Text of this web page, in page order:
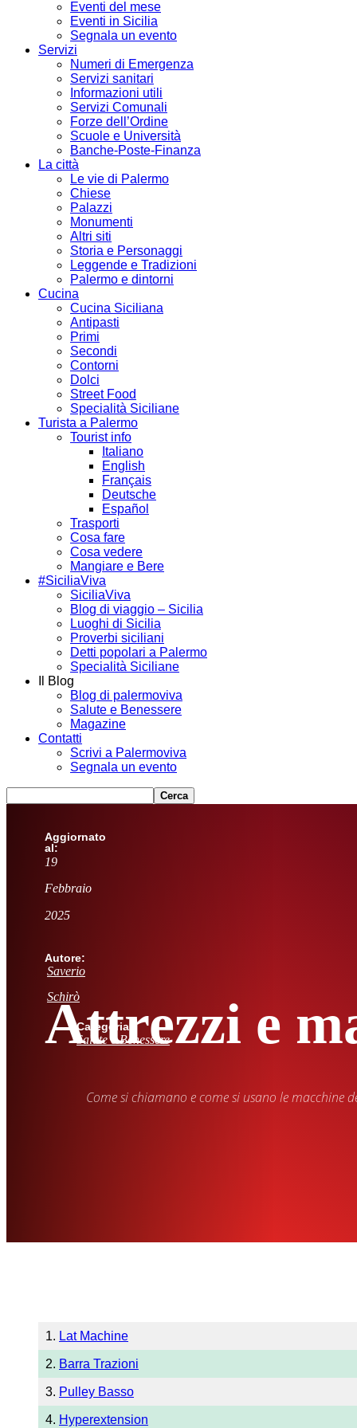
Eventi del mese
Eventi in Sicilia
Segnala un evento
Servizi
Numeri di Emergenza
Servizi sanitari
Informazioni utili
Servizi Comunali
Forze dell’Ordine
Scuole e Università
Banche-Poste-Finanza
La città
Le vie di Palermo
Chiese
Palazzi
Monumenti
Altri siti
Storia e Personaggi
Leggende e Tradizioni
Palermo e dintorni
Cucina
Cucina Siciliana
Antipasti
Primi
Secondi
Contorni
Dolci
Street Food
Specialità Siciliane
Turista a Palermo
Tourist info
Italiano
English
Français
Deutsche
Español
Trasporti
Cosa fare
Cosa vedere
Mangiare e Bere
#SiciliaViva
SiciliaViva
Blog di viaggio – Sicilia
Luoghi di Sicilia
Proverbi siciliani
Detti popolari a Palermo
Specialità Siciliane
Il Blog
Blog di palermoviva
Salute e Benessere
Magazine
Contatti
Scrivi a Palermoviva
Segnala un evento
Attrezzi e
Come si chiamano e come si usano le macchine
Aggiornato
al:
19
Febbraio
2025
Autore:
Saverio
Schirò
Categoria:
Salute e Benessere
1. Lat Machine
2. Barra Trazioni
3. Pulley Basso
4. Hyperextension